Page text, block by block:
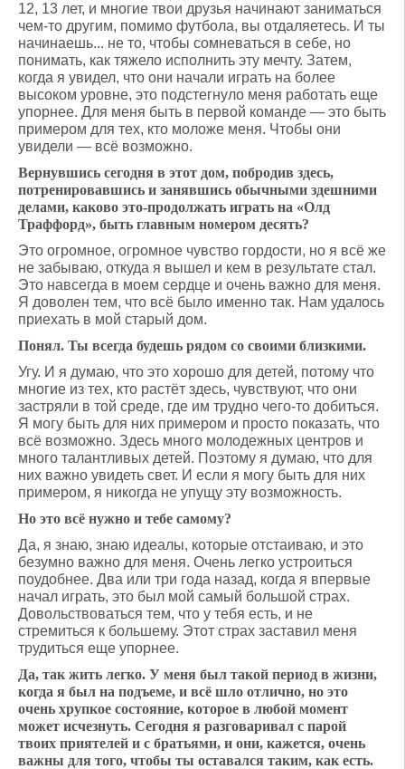
12, 13 лет, и многие твои друзья начинают заниматься
чем-то другим, помимо футбола, вы отдаляетесь. И ты
начинаешь... не то, чтобы сомневаться в себе, но
понимать, как тяжело исполнить эту мечту. Затем,
когда я увидел, что они начали играть на более
высоком уровне, это подстегнуло меня работать еще
упорнее. Для меня быть в первой команде — это быть
примером для тех, кто моложе меня. Чтобы они
увидели — всё возможно.
Вернувшись сегодня в этот дом, побродив здесь,
потренировавшись и занявшись обычными здешними
делами, каково это-продолжать играть на «Олд
Траффорд», быть главным номером десять?
Это огромное, огромное чувство гордости, но я всё же
не забываю, откуда я вышел и кем в результате стал.
Это навсегда в моем сердце и очень важно для меня.
Я доволен тем, что всё было именно так. Нам удалось
приехать в мой старый дом.
Понял. Ты всегда будешь рядом со своими близкими.
Угу. И я думаю, что это хорошо для детей, потому что
многие из тех, кто растёт здесь, чувствуют, что они
застряли в той среде, где им трудно чего-то добиться.
Я могу быть для них примером и просто показать, что
всё возможно. Здесь много молодежных центров и
много талантливых детей. Поэтому я думаю, что для
них важно увидеть свет. И если я могу быть для них
примером, я никогда не упущу эту возможность.
Но это всё нужно и тебе самому?
Да, я знаю, знаю идеалы, которые отстаиваю, и это
безумно важно для меня. Очень легко устроиться
поудобнее. Два или три года назад, когда я впервые
начал играть, это был мой самый большой страх.
Довольствоваться тем, что у тебя есть, и не
стремиться к большему. Этот страх заставил меня
трудиться еще упорнее.
Да, так жить легко. У меня был такой период в жизни,
когда я был на подъеме, и всё шло отлично, но это
очень хрупкое состояние, которое в любой момент
может исчезнуть. Сегодня я разговаривал с парой
твоих приятелей и с братьями, и они, кажется, очень
важны для того, чтобы ты оставался таким, как есть.